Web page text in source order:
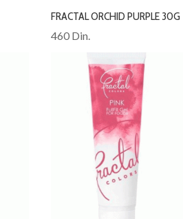
FRACTAL ORCHID PURPLE 30G
460 Din.